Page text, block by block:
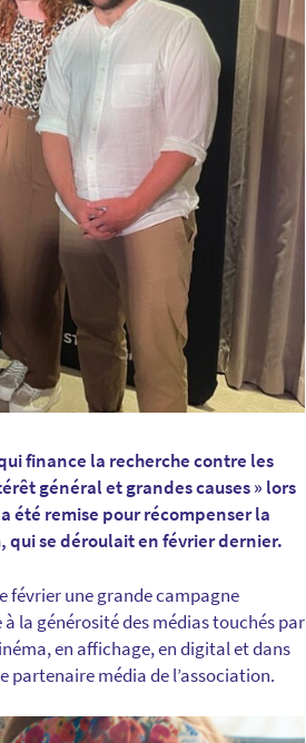
finance la recherche contre les
général et grandes causes » lors
été remise pour récompenser la
qui se déroulait en février dernier.
février une grande campagne
la générosité des médias touchés par
en affichage, en digital et dans
partenaire média de l’association.